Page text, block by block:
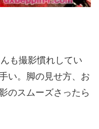
も撮影慣れしてい
い。脚の見せ方、お
のスムーズさったら